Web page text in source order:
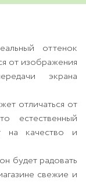
оттенок
от изображения
экрана
отличаться от
естественный
на качество и
будет радовать
свежие и